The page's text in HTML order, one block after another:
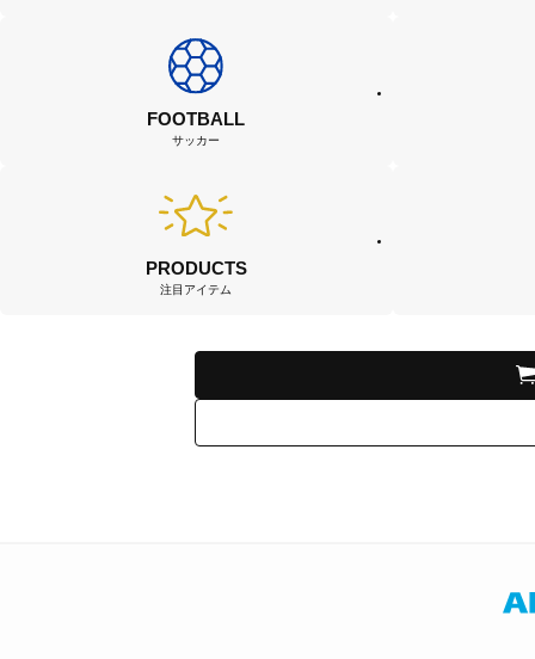
FOOTBALL
サッカー
PRODUCTS
注目アイテム